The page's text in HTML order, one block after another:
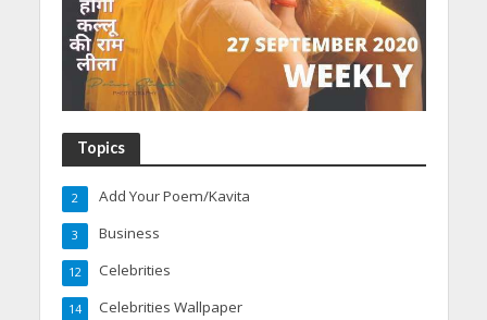
Topics
Add Your Poem/Kavita
2
Business
3
Celebrities
12
Celebrities Wallpaper
14